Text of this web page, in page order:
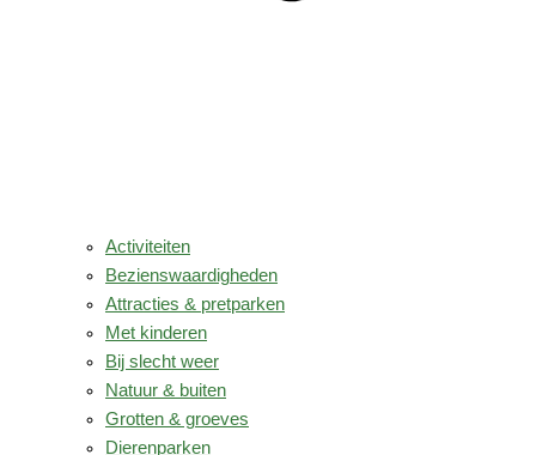
Activiteiten
Bezienswaardigheden
Attracties & pretparken
Met kinderen
Bij slecht weer
Natuur & buiten
Grotten & groeves
Dierenparken